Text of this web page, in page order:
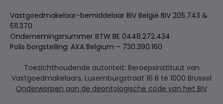
Vastgoedmakelaar-bemiddelaar BIV België BIV 205.743 &
511.370
Ondernemingsnummer BTW BE 0448.272.434
Polis borgstelling: AXA Belgium – 730.390.160
Toezichthoudende autoriteit: Beroepsinstituut van
Vastgoedmakelaars, Luxemburgstraat 16 B te 1000 Brussel
Onderworpen aan de deontologische code van het BIV